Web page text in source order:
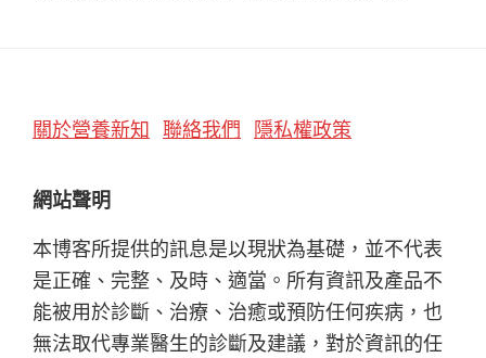
Footer
關於營養新知 聯絡我們 隱私權政策
網站聲明
本博客所提供的訊息是以現狀為基礎，並不代表
是正確、完整、及時、適當。所有資訊及產品不
能被用於診斷、治療、治癒或預防任何疾病，也
無法取代專業醫生的診斷及建議，對於資訊的任